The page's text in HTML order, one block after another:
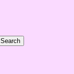
Search